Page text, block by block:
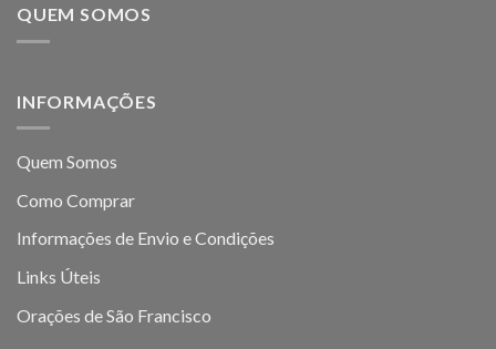
QUEM SOMOS
INFORMAÇÕES
Quem Somos
Como Comprar
Informações de Envio e Condições
Links Úteis
Orações de São Francisco